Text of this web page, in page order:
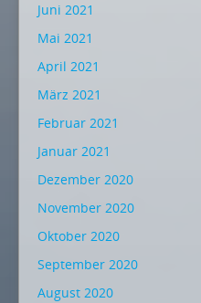
Juni 2021
Mai 2021
April 2021
März 2021
Februar 2021
Januar 2021
Dezember 2020
November 2020
Oktober 2020
September 2020
August 2020